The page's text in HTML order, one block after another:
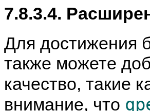
7.8.3.4.
Для достижения
также можете
качество, такие
внимание, что